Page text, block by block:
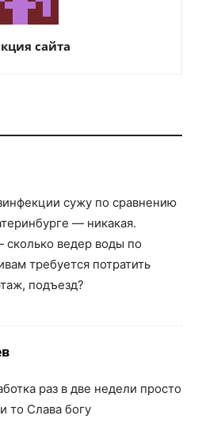
сайта
сужу по сравнению
— никакая.
ведер воды по
требуется потратить
подъезд?
раз в две недели просто
то Слава богу